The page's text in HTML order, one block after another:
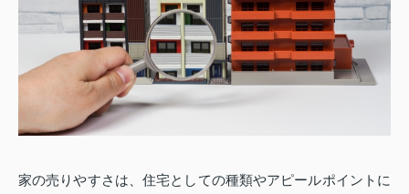
家の売りやすさは、住宅としての種類やアピールポイントに